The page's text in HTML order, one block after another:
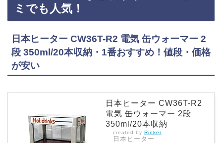
ミでも人気！
日本ヒーター CW36T-R2 電気 缶ウォーマー 2
段 350ml/20本収納・1番おすすめ！値段・価格
が安い
日本ヒーター CW36T-R2
電気 缶ウォーマー 2段
350ml/20本収納
created by Rinker
日本ヒーター